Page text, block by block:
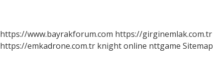
https://www.bayrakforum.com https://girginemlak.com.tr
https://emkadrone.com.tr knight online nttgame Sitemap